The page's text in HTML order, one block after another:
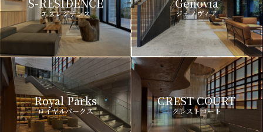
エスレジデンス ジェノヴィア
Royal Parks
ロイヤルパークス
CREST COURT
クレストコート